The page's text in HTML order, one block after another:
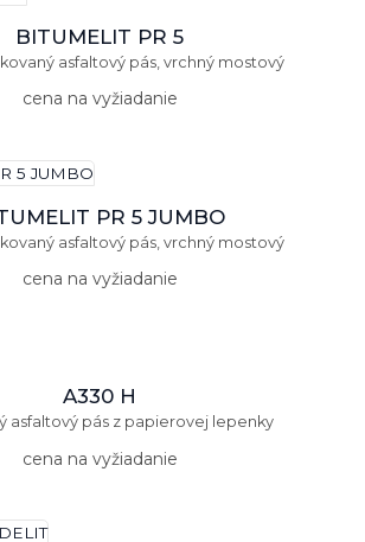
BITUMELIT PR 5
asfaltový pás, vrchný mostový
cena na vyžiadanie
PR 5 JUMBO
asfaltový pás, vrchný mostový
cena na vyžiadanie
A330 H
asfaltový pás z papierovej lepenky
cena na vyžiadanie